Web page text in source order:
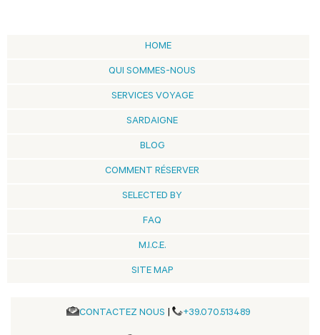
HOME
QUI SOMMES-NOUS
SERVICES VOYAGE
SARDAIGNE
BLOG
COMMENT RÉSERVER
SELECTED BY
FAQ
M.I.C.E.
SITE MAP
CONTACTEZ NOUS | +39.070.513489